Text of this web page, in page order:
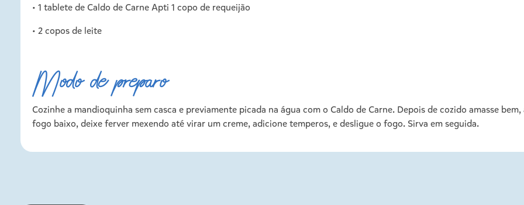
• 1 tablete de Caldo de Carne Apti 1 copo de requeijão
• 2 copos de leite
Modo de preparo
Cozinhe a mandioquinha sem casca e previamente picada na água com o Caldo de Carne. Depois de cozido amasse
fogo baixo, deixe ferver mexendo até virar um creme, adicione temperos, e desligue o fogo. Sirva em seguida.